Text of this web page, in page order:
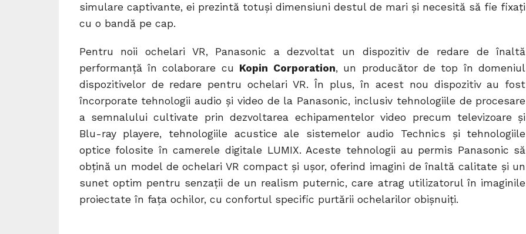
simulare captivante, ei prezintă totuși dimensiuni destul de mari și necesită să fie fixați
cu o bandă pe cap.
Pentru noii ochelari VR, Panasonic a dezvoltat un dispozitiv de redare de înaltă
performanță în colaborare cu Kopin Corporation, un producător de top în domeniul
dispozitivelor de redare pentru ochelari VR. În plus, în acest nou dispozitiv au fost
încorporate tehnologii audio și video de la Panasonic, inclusiv tehnologiile de procesare
a semnalului cultivate prin dezvoltarea echipamentelor video precum televizoare și
Blu-ray playere, tehnologiile acustice ale sistemelor audio Technics și tehnologiile
optice folosite în camerele digitale LUMIX. Aceste tehnologii au permis Panasonic să
obțină un model de ochelari VR compact și ușor, oferind imagini de înaltă calitate și un
sunet optim pentru senzații de un realism puternic, care atrag utilizatorul în imaginile
proiectate în fața ochilor, cu confortul specific purtării ochelarilor obișnuiți.